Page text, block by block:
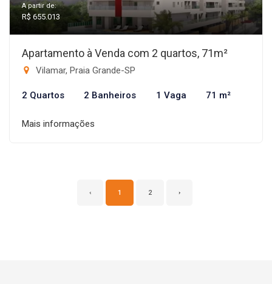
A partir de:
R$ 655.013
Apartamento à Venda com 2 quartos, 71m²
Vilamar, Praia Grande-SP
2 Quartos 2 Banheiros 1 Vaga 71 m²
Mais informações
‹ 1 2 ›